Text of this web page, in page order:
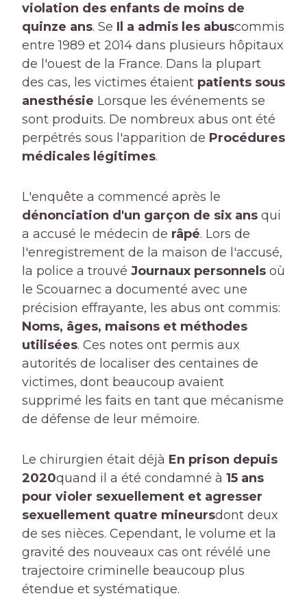
violation des enfants de moins de
quinze ans. Se Il a admis les abuscommis
entre 1989 et 2014 dans plusieurs hôpitaux
de l'ouest de la France. Dans la plupart
des cas, les victimes étaient patients sous
anesthésie Lorsque les événements se
sont produits. De nombreux abus ont été
perpétrés sous l'apparition de Procédures
médicales légitimes.
L'enquête a commencé après le
dénonciation d'un garçon de six ans qui
a accusé le médecin de râpé. Lors de
l'enregistrement de la maison de l'accusé,
la police a trouvé Journaux personnels où
le Scouarnec a documenté avec une
précision effrayante, les abus ont commis:
Noms, âges, maisons et méthodes
utilisées. Ces notes ont permis aux
autorités de localiser des centaines de
victimes, dont beaucoup avaient
supprimé les faits en tant que mécanisme
de défense de leur mémoire.
Le chirurgien était déjà En prison depuis
2020quand il a été condamné à 15 ans
pour violer sexuellement et agresser
sexuellement quatre mineursdont deux
de ses nièces. Cependant, le volume et la
gravité des nouveaux cas ont révélé une
trajectoire criminelle beaucoup plus
étendue et systématique.